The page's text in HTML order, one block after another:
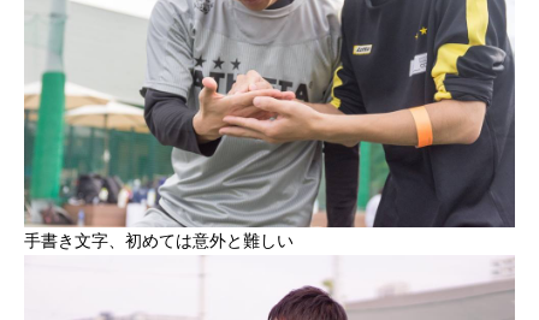
手書き文字、初めては意外と難しい